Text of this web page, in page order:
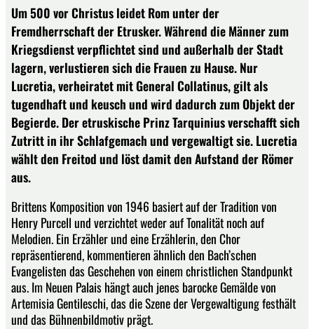
Um 500 vor Christus leidet Rom unter der
Fremdherrschaft der Etrusker. Während die Männer zum
Kriegsdienst verpflichtet sind und außerhalb der Stadt
lagern, verlustieren sich die Frauen zu Hause. Nur
Lucretia, verheiratet mit General Collatinus, gilt als
tugendhaft und keusch und wird dadurch zum Objekt der
Begierde. Der etruskische Prinz Tarquinius verschafft sich
Zutritt in ihr Schlafgemach und vergewaltigt sie. Lucretia
wählt den Freitod und löst damit den Aufstand der Römer
aus.
Brittens Komposition von 1946 basiert auf der Tradition von
Henry Purcell und verzichtet weder auf Tonalität noch auf
Melodien. Ein Erzähler und eine Erzählerin, den Chor
repräsentierend, kommentieren ähnlich den Bach’schen
Evangelisten das Geschehen von einem christlichen Standpunkt
aus. Im Neuen Palais hängt auch jenes barocke Gemälde von
Artemisia Gentileschi, das die Szene der Vergewaltigung festhält
und das Bühnenbildmotiv prägt.